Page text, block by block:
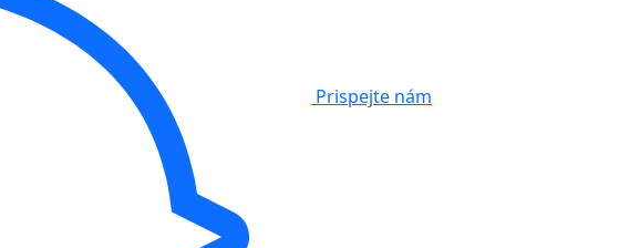
Prispejte nám